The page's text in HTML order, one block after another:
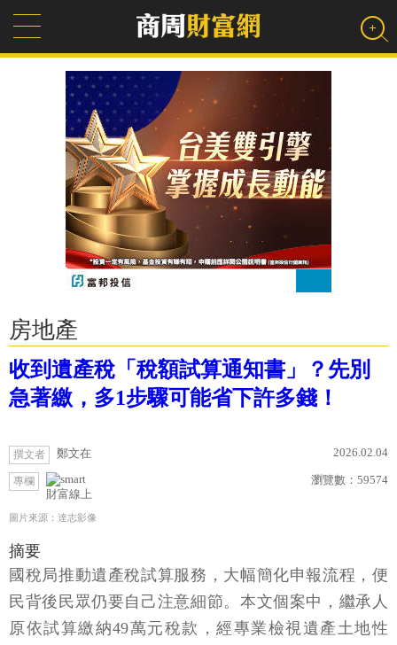
房地產
收到遺產稅「稅額試算通知書」？先別
急著繳，多1步驟可能省下許多錢！
撰文者 鄭文在 2026.02.04
專欄
財富線上
瀏覽數： 59574
圖片來源：達志影像
摘要
國稅局推動遺產稅試算服務，大幅簡化申報流程，便
民背後民眾仍要自己注意細節。本文個案中，繼承人
原依試算繳納49萬元稅款，經專業檢視遺產土地性